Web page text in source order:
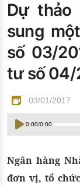
Đào tạo ISO
Dự
sung
số 03/
tư số 04/
03/01/2017
0:00/0:00
Ngân hàng
đơn vị, tổ